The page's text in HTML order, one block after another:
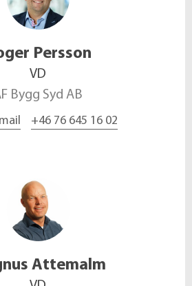
Persson
VD
Bygg Syd AB
+46 76 645 16 02
Attemalm